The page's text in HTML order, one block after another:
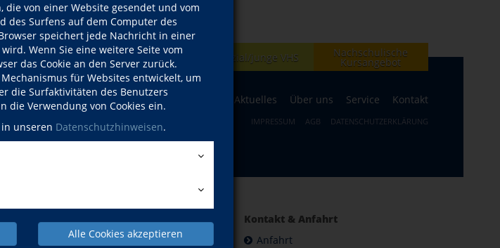
die von einer Website gesendet und vom
des Surfens auf dem Computer des
speichert jede Nachricht in einer
Wenn Sie eine weitere Seite vom
das Cookie an den Server zurück.
für Websites entwickelt, um
die Surfaktivitäten des Benutzers
die Verwendung von Cookies ein.
unseren Datenschutzhinweisen.
Alle Cookies akzeptieren
und Fitness Kultur und Gestalten Spezial/junge VHS Nachschulische
Kursangebot
Aktuelles Über uns Service Kontakt
IMPRESSUM AGB DATENSCHUTZERKLÄRUNG
Telefon & Fax
Telefon:
040/83037-109
Kontakt & Anfahrt
Anfahrt